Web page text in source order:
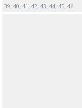
39, 40, 41, 42, 43, 44, 45, 46